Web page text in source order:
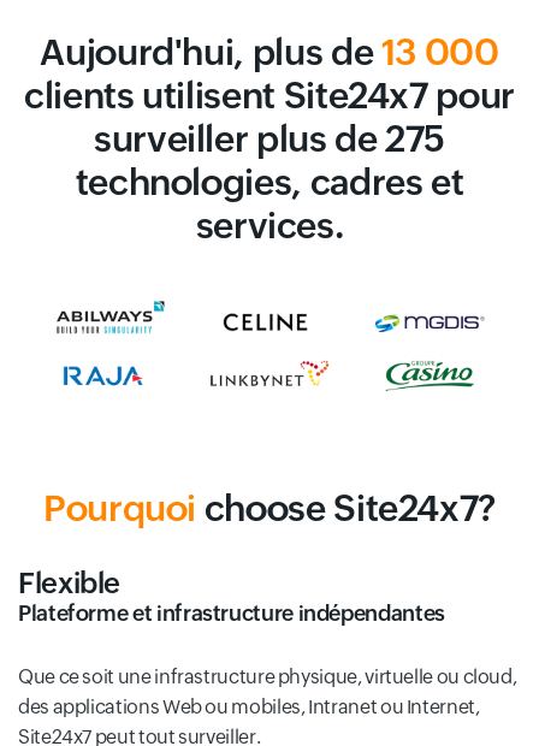
Aujourd'hui, plus de13 000
clients utilisent Site24x7 pour
surveiller plus de 275
technologies, cadres et
services.
Pourquoi choose Site24x7?
Flexible
Plateforme et infrastructure indépendantes
Que ce soit une infrastructure physique, virtuelle ou cloud,
des applications Web ou mobiles, Intranet ou Internet,
Site24x7 peut tout surveiller.